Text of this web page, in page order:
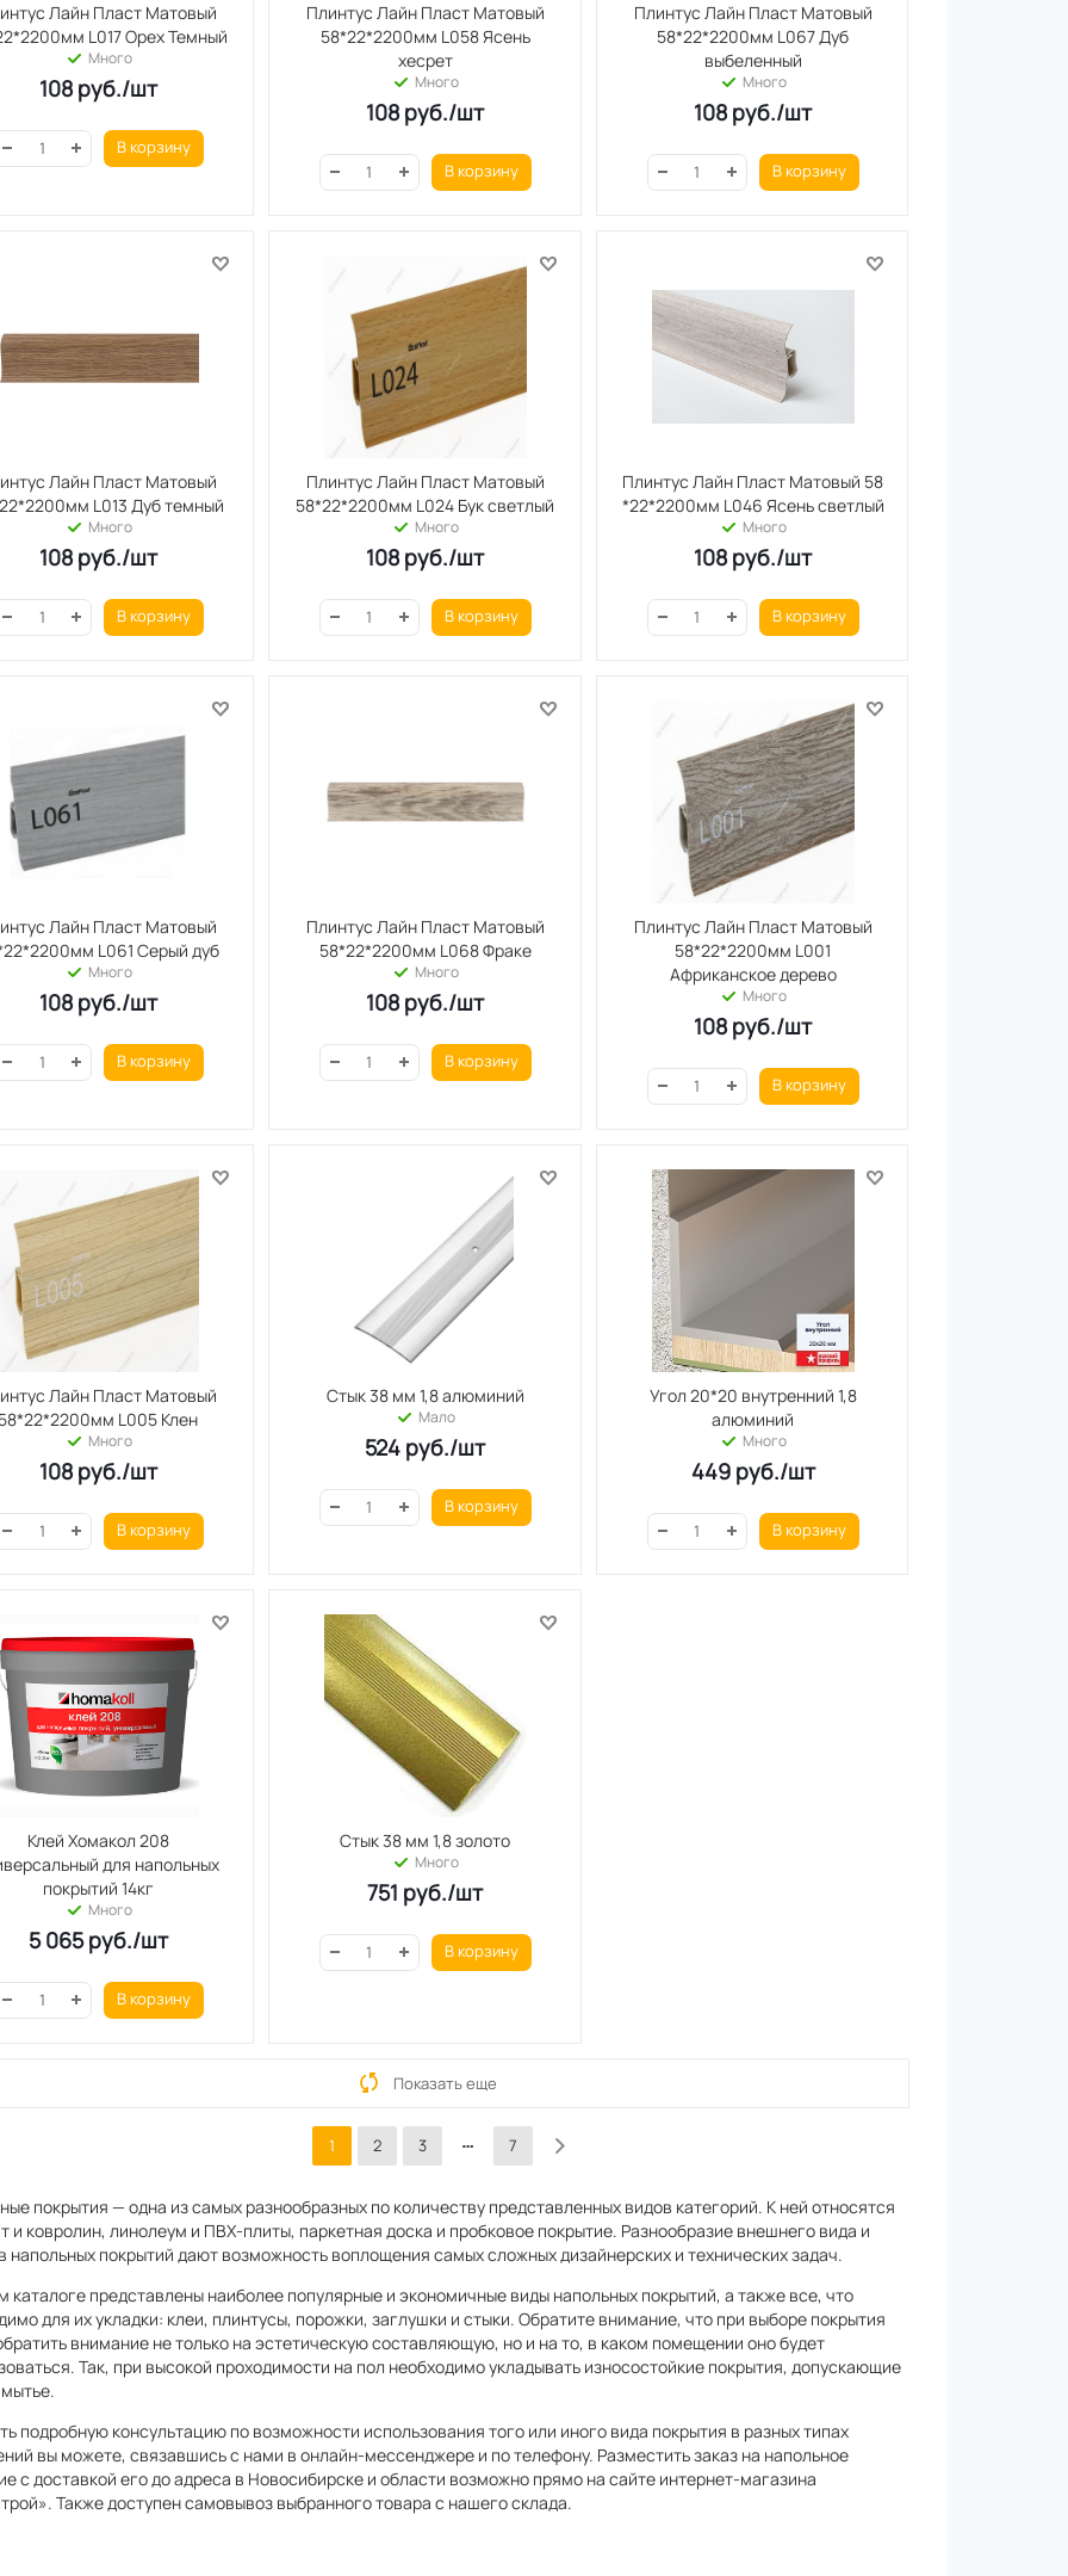
Лайн Пласт Матовый
58*22*2200мм L017 Орех Темный
Много
108руб./шт
В корзину
Плинтус Лайн Пласт Матовый
58*22*2200мм L058 Ясень
хесрет
Много
108 руб./шт
В корзину
Плинтус Лайн Пласт Матовый
58*22*2200мм L067 Дуб
выбеленный
Много
108 руб./шт
В корзину
Лайн Пласт Матовый
L013 Дуб темный
Много
108руб./шт
В корзину
Плинтус Лайн Пласт Матовый
58*22*2200мм L024 Бук светлый
Много
108 руб./шт
В корзину
Плинтус Лайн Пласт Матовый 58
*22*2200мм L046 Ясень светлый
Много
108 руб./шт
В корзину
Лайн Пласт Матовый
L061 Серый дуб
Много
108руб./шт
В корзину
Плинтус Лайн Пласт Матовый
58*22*2200мм L068 Фраке
Много
108 руб./шт
В корзину
Плинтус Лайн Пласт Матовый
58*22*2200мм L001
Африканское дерево
Много
108 руб./шт
В корзину
Лайн Пласт Матовый
L005 Клен
Много
108руб./шт
В корзину
Стык 38 мм 1,8 алюминий
Мало
524 руб./шт
В корзину
Угол 20*20 внутренний 1,8
алюминий
Много
449руб./шт
В корзину
Клей Хомакол 208
для напольных
покрытий 14кг
Много
5 065руб./шт
В корзину
Стык 38 мм 1,8 золото
Много
751 руб./шт
В корзину
Показать еще
1 2 3 7
покрытия — одна из самых разнообразных по количеству представленных видов категорий. К ней относятся
и ковролин, линолеум и ПВХ-плиты, паркетная доска и пробковое покрытие. Разнообразие внешнего вида и
напольных покрытий дают возможность воплощения самых сложных дизайнерских и технических задач.
каталоге представлены наиболее популярные и экономичные виды напольных покрытий, а также все, что
для их укладки: клеи, плинтусы, порожки, заглушки и стыки. Обратите внимание, что при выборе покрытия
внимание не только на эстетическую составляющую, но и на то, в каком помещении оно будет
Так, при высокой проходимости на пол необходимо укладывать износостойкие покрытия, допускающие
подробную консультацию по возможности использования того или иного вида покрытия в разных типах
вы можете, связавшись с нами в онлайн-мессенджере и по телефону. Разместить заказ на напольное
с доставкой его до адреса в Новосибирске и области возможно прямо на сайте интернет-магазина
Также доступен самовывоз выбранного товара с нашего склада.